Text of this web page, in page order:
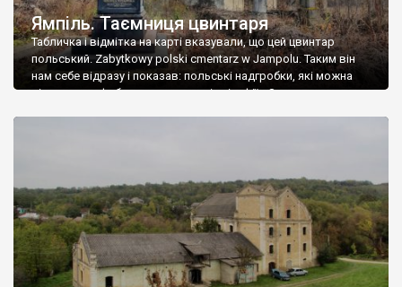
Ямпіль. Таємниця цвинтаря
Табличка і відмітка на карті вказували, що цей цвинтар
польський. Zabytkowy polski cmentarz w Jampolu. Таким він
нам себе відразу і показав: польські надгробки, які можна
віднести до фабричних, польські епітафії… Загалом цвинтар